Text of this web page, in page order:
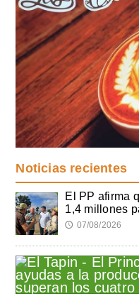
Noticias recientes
El PP afirma
1,4 millones
🕔 07/08/2026